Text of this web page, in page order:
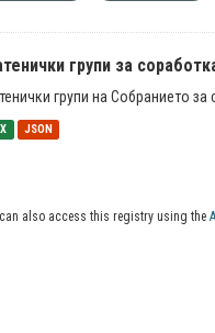
групи за
групи на Собранието
JSON
also access this registry using the